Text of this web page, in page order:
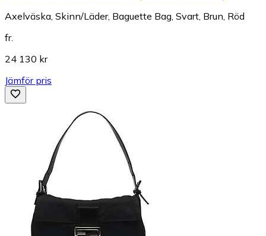
Axelväska, Skinn/Läder, Baguette Bag, Svart, Brun, Röd
fr.
24 130 kr
Jämför pris